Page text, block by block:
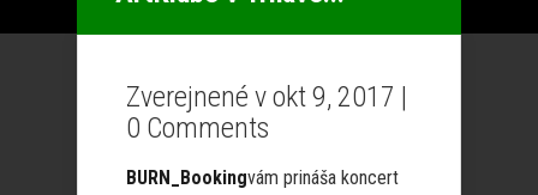
Zverejnené v okt 9, 2017 |
0 Comments
BURN_Bookingvám prináša koncert